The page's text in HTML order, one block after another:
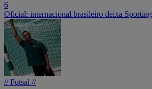
6
Oficial: internacional brasileiro deixa Sporting
// Futsal //